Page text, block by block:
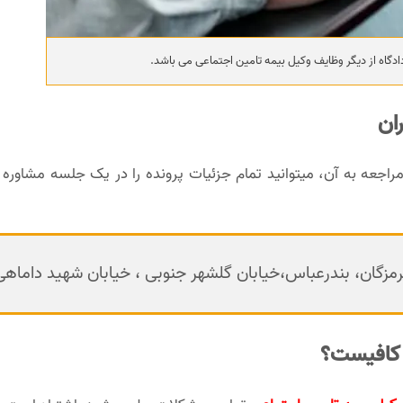
از دیگر وظایف وکیل بیمه تامین اجتماعی می باشد.
به آن، میتوانید تمام جزئیات پرونده را در یک جلسه
بندرعباس،خیابان گلشهر جنوبی ، خیابان شهید
کافیست؟